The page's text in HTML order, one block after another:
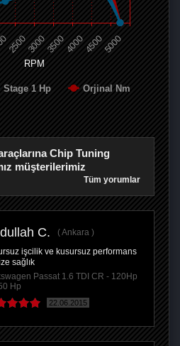
RPM
Stage 1 Hp
Orjinal Nm
250030003500400045005000
Chip Tuning
müşterilerimiz
Tüm yorumlar
C.
Ankara
işcilik ve kusursuz performans
sağlık
Passat 1.6 TDI CR - 120Hp
Hp
22.06.2015